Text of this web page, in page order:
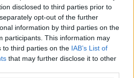
disclosed to third parties prior to
opt-out of the further
information by third parties on the
participants. This information may
to third parties on the IAB’s List of
that may further disclose it to other
φοροδιαφυγής
ΑΑΔΕ